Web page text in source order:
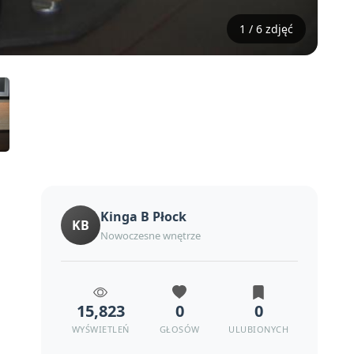
1 / 6 zdjęć
KB Kinga B Płock
Nowoczesne wnętrze
15,823
WYŚWIETLEŃ
0
GŁOSÓW
0
ULUBIONYCH